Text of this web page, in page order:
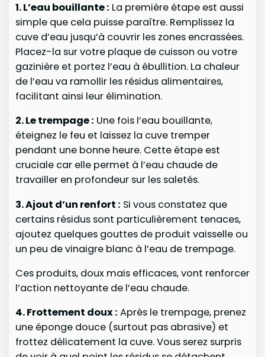
1. L’eau bouillante : La première étape est aussi
simple que cela puisse paraître. Remplissez la
cuve d’eau jusqu’à couvrir les zones encrassées.
Placez-la sur votre plaque de cuisson ou votre
gazinière et portez l’eau à ébullition. La chaleur
de l’eau va ramollir les résidus alimentaires,
facilitant ainsi leur élimination.
2. Le trempage : Une fois l’eau bouillante,
éteignez le feu et laissez la cuve tremper
pendant une bonne heure. Cette étape est
cruciale car elle permet à l’eau chaude de
travailler en profondeur sur les saletés.
3. Ajout d’un renfort : Si vous constatez que
certains résidus sont particulièrement tenaces,
ajoutez quelques gouttes de produit vaisselle ou
un peu de vinaigre blanc à l’eau de trempage.
Ces produits, doux mais efficaces, vont renforcer
l’action nettoyante de l’eau chaude.
4. Frottement doux : Après le trempage, prenez
une éponge douce (surtout pas abrasive) et
frottez délicatement la cuve. Vous serez surpris